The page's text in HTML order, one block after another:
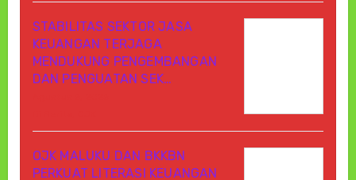
STABILITAS SEKTOR JASA
KEUANGAN TERJAGA
MENDUKUNG PENGEMBANGAN
DAN PENGUATAN SEK…
OJK MALUKU DAN BKKBN
PERKUAT LITERASI KEUANGAN